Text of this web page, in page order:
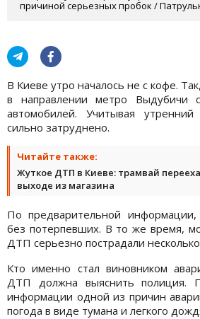
причиной серьезных пробок /
В Киеве утро началось не с кофе.
в направлении метро Выдубичи
автомобилей. Учитывая
сильно затруднено.
Читайте также:
Жуткое ДТП в Киеве: трамвай
выходе из магазина
По предварительной
без потерпевших. В то же время,
ДТП серьезно пострадали
Кто именно стал виновником
ДТП должна выяснить полиция.
информации одной из причин
погода в виде тумана и легкого